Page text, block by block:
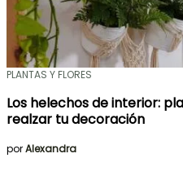
PLANTAS Y FLORES
Los helechos de interior:
realzar tu decoración
porAlexandra